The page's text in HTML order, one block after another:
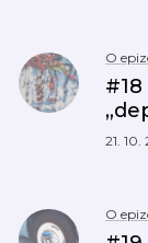
O
21. 10.
O